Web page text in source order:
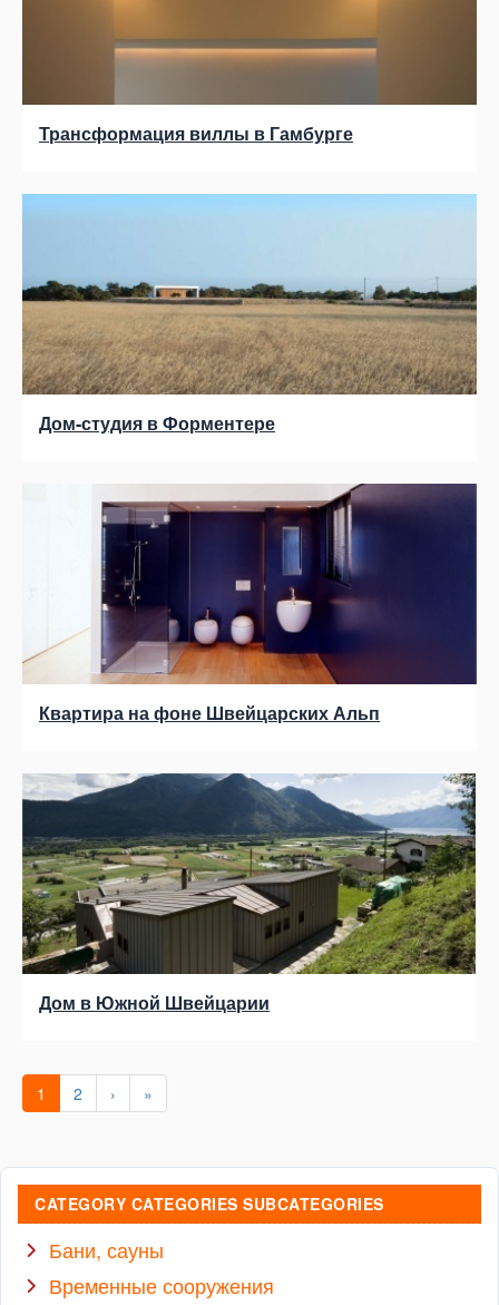
Трансформация виллы в Гамбурге
Дом-студия в Форментере
Квартира на фоне Швейцарских Альп
Дом в Южной Швейцарии
1 2 › »
CATEGORY CATEGORIES SUBCATEGORIES
Бани, сауны
Временные сооружения